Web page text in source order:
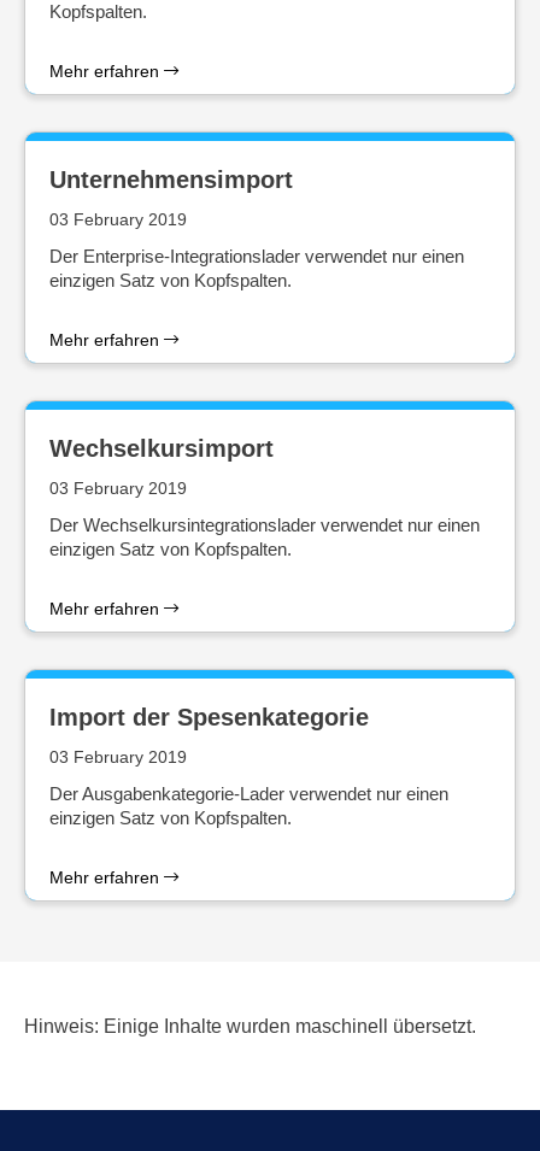
Kopfspalten.
Mehr erfahren
Unternehmensimport
03 February 2019
Der Enterprise-Integrationslader verwendet nur einen
einzigen Satz von Kopfspalten.
Mehr erfahren
Wechselkursimport
03 February 2019
Der Wechselkursintegrationslader verwendet nur einen
einzigen Satz von Kopfspalten.
Mehr erfahren
Import der Spesenkategorie
03 February 2019
Der Ausgabenkategorie-Lader verwendet nur einen
einzigen Satz von Kopfspalten.
Mehr erfahren
Hinweis: Einige Inhalte wurden maschinell übersetzt.